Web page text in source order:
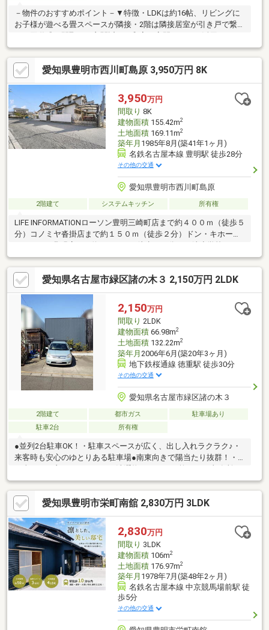
－物件のおすすめポイント－▼特徴・LDKは約16帖、リビングに
お子様が遊べる畳スペースが隣接・2階は隣接居室が引き戸で繋が
る、回遊式の間取り・玄関近くの和室は客間としても活用しやす
い独立配置・2部屋に面する東向きバルコニー有・2階ホールに収
納スペースを設置・並列2台駐車可(1台分はカーポート／車種によ
る)▼設備・浴室乾燥機・オートバス▼周辺環境・勅使台公園 徒
歩5分(約350m)※市街化調整区域／都市計画法第29条の開発区域内
のため建築物の(再)建築可■ ご希望の住まい探しをお手伝いします
━━━━━・・・物件の詳細・ご相談はお気軽にお問い合わせく
ださい。
愛知県豊明市西川町島原 3,950万円 8K
3,950万円
間取り 8K
建物面積155.42m2
土地面積169.11m2
築年月 1985年8月(築41年1ヶ月)
名鉄名古屋本線 豊明駅 徒歩28分
その他の交通
愛知県豊明市西川町島原
2階建て システムキッチン 所有権
LIFE INFORMATIONローソン豊明三崎町店まで約４００ｍ（徒歩５
分）コノミヤ沓掛店まで約１５０ｍ（徒歩２分）ドン・キホーテ
約７３０ｍ（徒歩１０分）豊明中学校まで約９３０ｍ（徒歩１２
分）
愛知県名古屋市緑区諸の木３ 2,150万円 2LDK
2,150万円
間取り 2LDK
建物面積66.98m2
土地面積132.22m2
築年月 2006年6月(築20年3ヶ月)
地下鉄桜通線 徳重駅 徒歩30分
その他の交通
愛知県名古屋市緑区諸の木３
2階建て 都市ガス
駐車場あり
駐車2台
所有権
●並列2台駐車OK！・駐車スペースが広く、出し入れラクラク♪・
来客時も安心のゆとりある駐車場●南東向きで陽当たり抜群！・
日当たりの良いバルコニーで洗濯物もカラッと乾く！・事務所ス
ペースを居住用としても活用OK！・自宅兼オフィスとしての利用
も◎・趣味の部屋や収納スペースにもぴったり♪●お買い物便利な
住環境！・スーパーやコンビニが近く、毎日の生活も快適♪・周辺
施設が充実し、暮らしやすさ◎〇陽当たり良好 × 駐車2台OK × 便
利な住環境！この魅力、ぜひ現地でご体感ください！
愛知県豊明市栄町南舘 2,830万円 3LDK
2,830万円
間取り 3LDK
建物面積106m2
土地面積176.97m2
築年月 1978年7月(築48年2ヶ月)
名鉄名古屋本線 中京競馬場前駅 徒
歩5分
その他の交通